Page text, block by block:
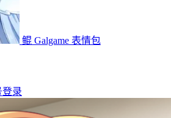
鲲 Galgame 表情包
登录